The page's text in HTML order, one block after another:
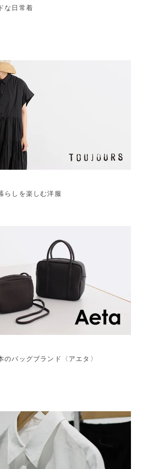
な日常着
らしを楽しむ洋服
バッグブランド〈アエタ〉